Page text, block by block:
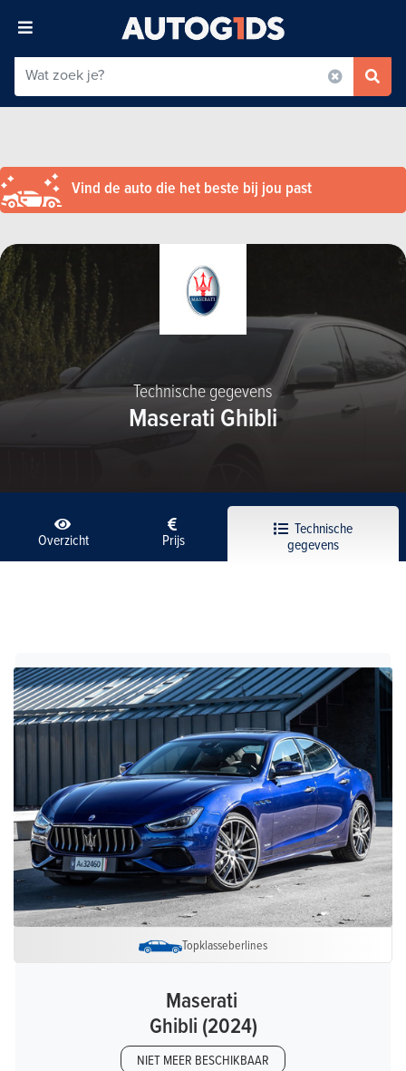
Vind de auto die het beste bij jou past
Technische gegevens
Maserati Ghibli
Overzicht Prijs
Technische
gegevens
Topklasseberlines
Maserati
Ghibli (2024)
NIET MEER BESCHIKBAAR